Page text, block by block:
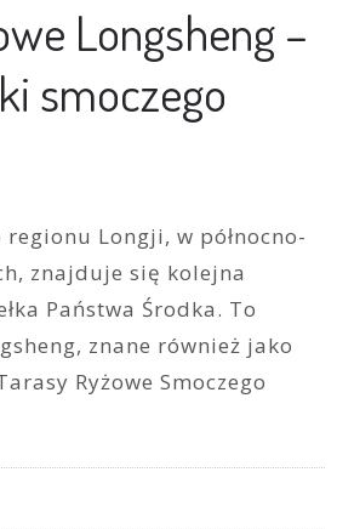
Longsheng –
smoczego
Longji, w północno-
znajduje się kolejna
Państwa Środka. To
znane również jako
Ryżowe Smoczego